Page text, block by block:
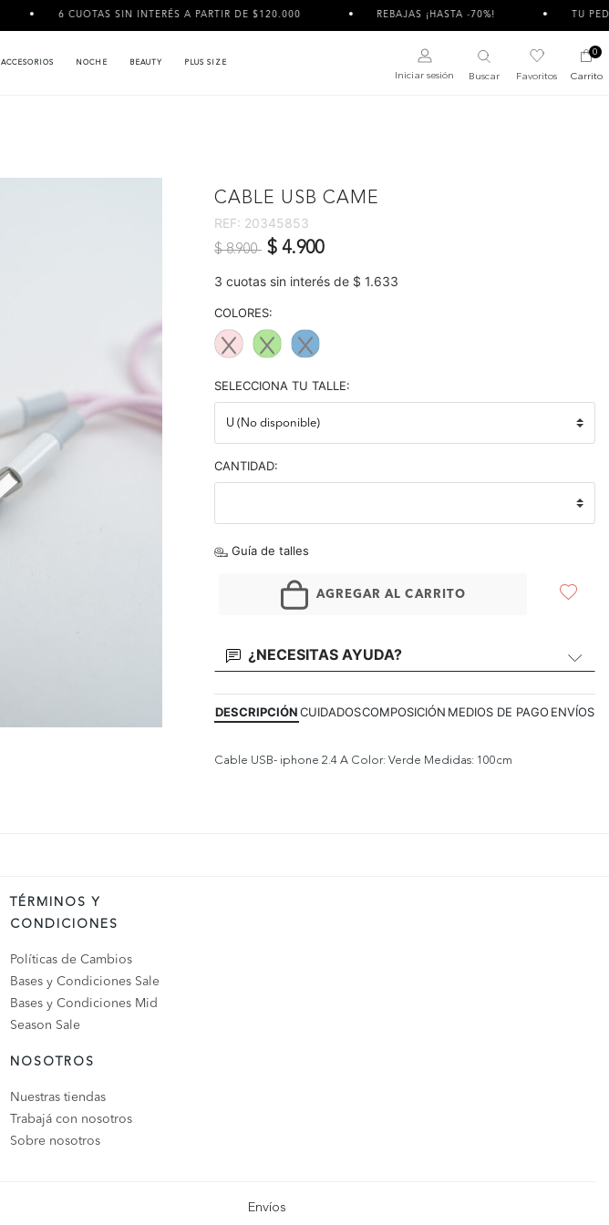
6 CUOTAS SIN INTERÉS A PARTIR DE $120.000 REBAJAS ¡HASTA -70%! TU PEDIDO
ACCESORIOS NOCHE BEAUTY PLUS SIZE
Iniciar sesión Buscar Favoritos
0
Carrito
CABLE USB CAME
REF: 20345853
Precio reducido de
$ 8.900 a$ 4.900
3 cuotas sin interés de $ 1.633
COLORES:
SELECCIONA TU TALLE:
CANTIDAD:
Guía de talles
AGREGAR AL CARRITO
¿NECESITAS AYUDA?
DESCRIPCIÓNCUIDADOSCOMPOSICIÓN MEDIOS DE PAGO ENVÍOS
Cable USB- iphone 2.4 A Color: Verde Medidas: 100cm
TÉRMINOS Y
CONDICIONES
Políticas de Cambios
Bases y Condiciones Sale
Bases y Condiciones Mid
Season Sale
NOSOTROS
Nuestras tiendas
Trabajá con nosotros
Sobre nosotros
Envíos